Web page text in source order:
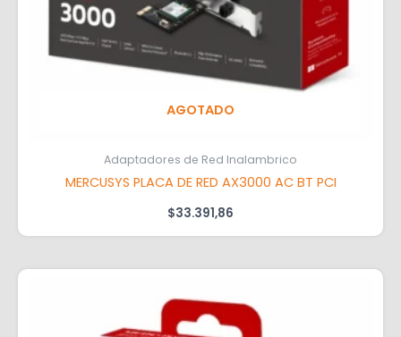
AGOTADO
Adaptadores de Red Inalambrico
MERCUSYS PLACA DE RED AX3000 AC BT PCI
$33.391,86